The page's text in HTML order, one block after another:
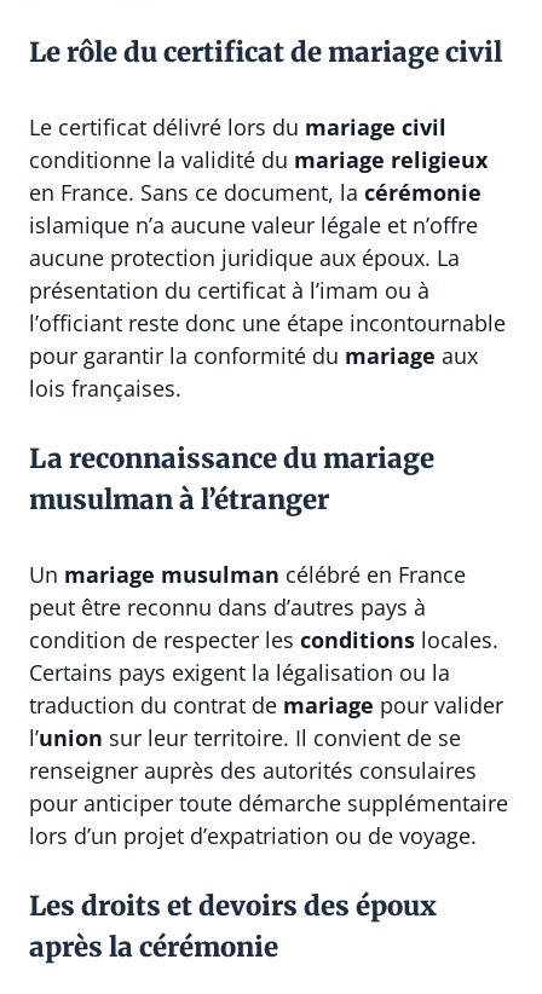
Le rôle du certificat de mariage civil
Le certificat délivré lors du mariage civil
conditionne la validité du mariage religieux
en France. Sans ce document, la cérémonie
islamique n’a aucune valeur légale et n’offre
aucune protection juridique aux époux. La
présentation du certificat à l’imam ou à
l’officiant reste donc une étape incontournable
pour garantir la conformité du mariage aux
lois françaises.
La reconnaissance du mariage
musulman à l’étranger
Un mariage musulman célébré en France
peut être reconnu dans d’autres pays à
condition de respecter les conditions locales.
Certains pays exigent la légalisation ou la
traduction du contrat de mariage pour valider
l’union sur leur territoire. Il convient de se
renseigner auprès des autorités consulaires
pour anticiper toute démarche supplémentaire
lors d’un projet d’expatriation ou de voyage.
Les droits et devoirs des époux
après la cérémonie